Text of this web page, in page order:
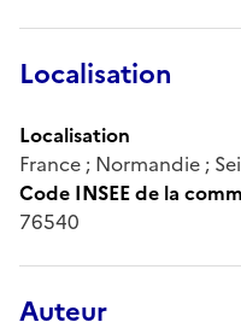
Localisation
Localisation
France ; Normandie ;
Code INSEE de la
76540
Auteur